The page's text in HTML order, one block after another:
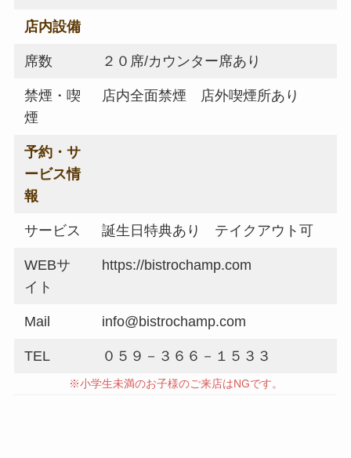
店内設備
席数 ２０席/カウンター席あり
禁煙・喫
煙
店内全面禁煙 店外喫煙所あり
予約・サ
ービス情
報
サービス 誕生日特典あり テイクアウト可
WEBサ
イト
https://bistrochamp.com
Mail info@bistrochamp.com
TEL ０５９－３６６－１５３３
※小学生未満のお子様のご来店はNGです。